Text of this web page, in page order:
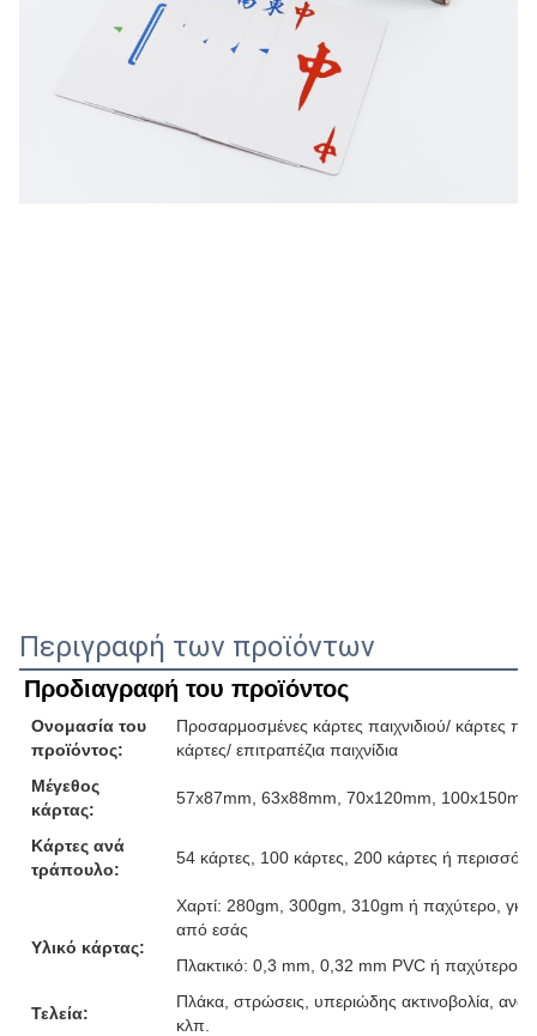
Περιγραφή των προϊόντων
Προδιαγραφή του προϊόντος
Ονομασία του
προϊόντος:
Προσαρμοσμένες κάρτες παιχνιδιού/ κάρτες
κάρτες/ επιτραπέζια παιχνίδια
Μέγεθος
κάρτας:
57x87mm, 63x88mm, 70x120mm,
Κάρτες ανά
τράπουλο:
54 κάρτες, 100 κάρτες, 200 κάρτες ή
Υλικό κάρτας:
Χαρτί: 280gm, 300gm, 310gm ή παχύτερο,
από εσάς
Πλακτικό: 0,3 mm, 0,32 mm PVC ή παχύτερο
Τελεία:
Πλάκα, στρώσεις, υπεριώδης ακτινοβολία,
κλπ.